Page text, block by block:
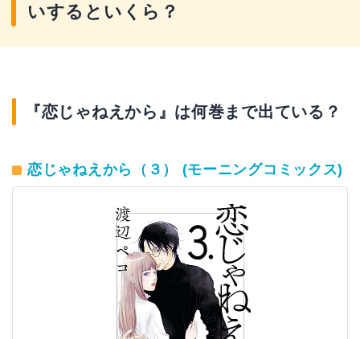
いするといくら？
『恋じゃねえから』は何巻まで出ている？
恋じゃねえから（３） (モーニングコミックス)